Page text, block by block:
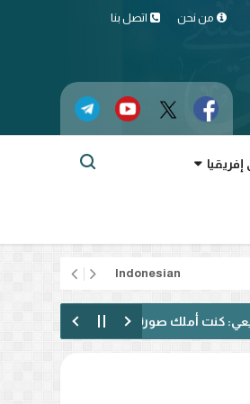
من نحن اتصل بنا
Indonesian
سلبية عن أهل السنة وتغيرت بعد